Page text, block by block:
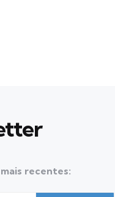
recentes: